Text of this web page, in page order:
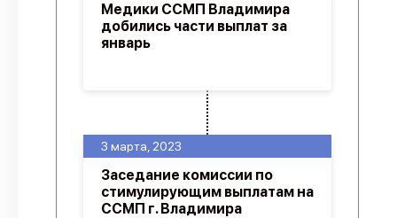
3 марта, 2023
Заседание комиссии по
стимулирующим выплатам на
ССМП г. Владимира
Медики ССМП Владимира
добились части выплат за
январь